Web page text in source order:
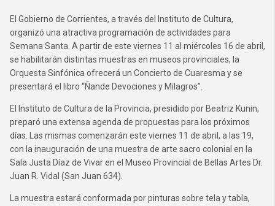
El Gobierno de Corrientes, a través del Instituto de Cultura,
organizó una atractiva programación de actividades para
Semana Santa. A partir de este viernes 11 al miércoles 16 de abril,
se habilitarán distintas muestras en museos provinciales, la
Orquesta Sinfónica ofrecerá un Concierto de Cuaresma y se
presentará el libro “Ñande Devociones y Milagros”.
El Instituto de Cultura de la Provincia, presidido por Beatriz Kunin,
preparó una extensa agenda de propuestas para los próximos
días. Las mismas comenzarán este viernes 11 de abril, a las 19,
con la inauguración de una muestra de arte sacro colonial en la
Sala Justa Díaz de Vivar en el Museo Provincial de Bellas Artes Dr.
Juan R. Vidal (San Juan 634).
La muestra estará conformada por pinturas sobre tela y tabla,